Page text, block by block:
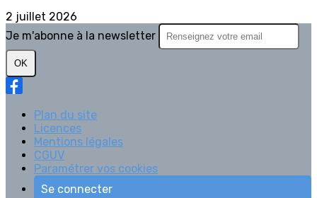
2 juillet 2026
Je m'abonne à la newsletter
OK
Plan du site
Licences
Mentions légales
CGUV
Paramétrer vos cookies
Se connecter